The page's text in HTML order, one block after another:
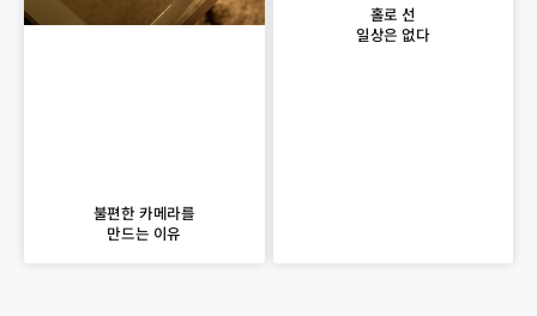
불편한 카메라를
만드는 이유
홀로 선
일상은 없다